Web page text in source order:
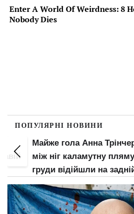
ПОПУЛЯРНІ НОВИНИ
Майже гола Анна
між ніг каламутну
груди відійшли на